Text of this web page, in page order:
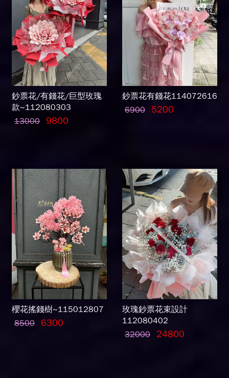
鈔票花/有錢花/巨型玫瑰
款~112080303
13000 9800
鈔票花有錢花114072616
6900
5200
櫻花搖錢樹~115012807
8500 6300
玫瑰鈔票花束設計
112080402
32000
24800